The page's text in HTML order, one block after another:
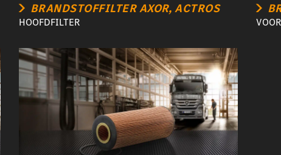
BRANDSTOFFILTER AXOR, ACTROS
HOOFDFILTER